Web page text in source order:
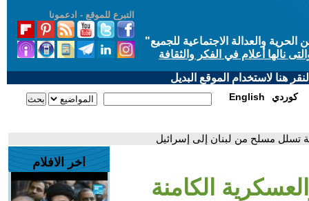
التبرع للموقع - ادعمونا
والعدالة الاجتماعية للجميع"
نالها أعلام في الفكر والثقافة
هنا لاستخدام الموقع البديل
English كوردي
تسلل مسلح من لبنان إلى إسرائيل
الكامنة
اخر الافلام